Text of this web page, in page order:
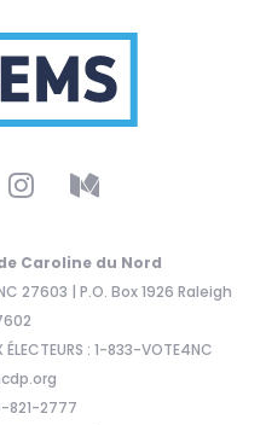
Caroline du Nord
27603 | P.O. Box 1926 Raleigh
ÉLECTEURS : 1-833-VOTE4NC
821-2777